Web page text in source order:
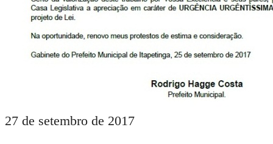
27 de setembro de 2017